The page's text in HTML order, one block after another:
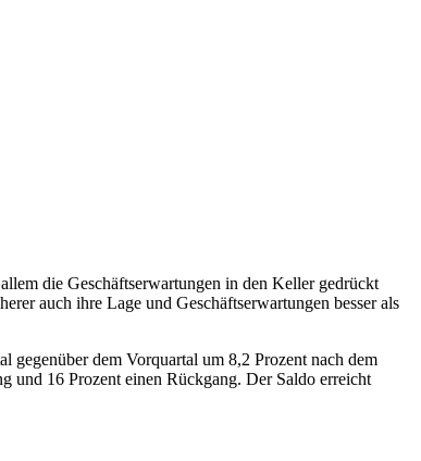
die Geschäftserwartungen in den Keller gedrückt
auch ihre Lage und Geschäftserwartungen besser als
gegenüber dem Vorquartal um 8,2 Prozent nach dem
und 16 Prozent einen Rückgang. Der Saldo erreicht